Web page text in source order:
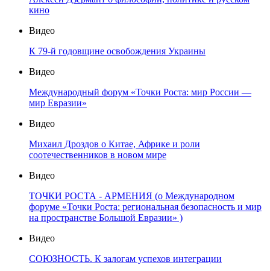
кино
Видео
К 79-й годовщине освобождения Украины
Видео
Международный форум «Точки Роста: мир России —
мир Евразии»
Видео
Михаил Дроздов о Китае, Африке и роли
соотечественников в новом мире
Видео
ТОЧКИ РОСТА - АРМЕНИЯ (о Международном
форуме «Точки Роста: региональная безопасность и мир
на пространстве Большой Евразии» )
Видео
СОЮЗНОСТЬ. К залогам успехов интеграции